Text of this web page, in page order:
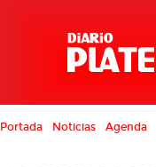
Portada Noticias Agenda